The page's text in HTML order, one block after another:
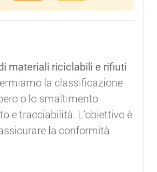
materiali riciclabili e rifiuti
la classificazione
o lo smaltimento
e tracciabilità. L’obiettivo è
la conformità